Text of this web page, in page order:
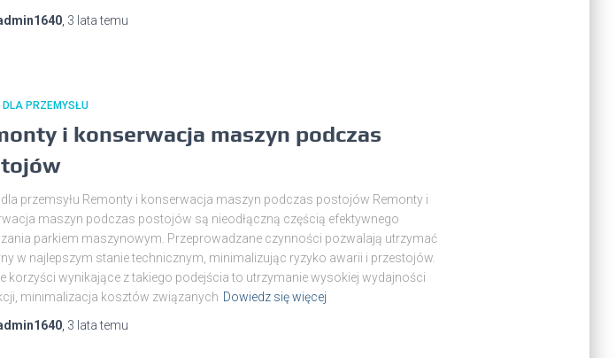
, 3 latatemu
DLA PRZEMYSŁU
i konserwacja maszyn podczas
dla przemsyłu Remonty i konserwacja maszyn podczas postojów Remonty i
maszyn podczas postojów są nieodłączną częścią efektywnego
parkiem maszynowym. Przeprowadzane czynności pozwalają utrzymać
w najlepszym stanie technicznym, minimalizując ryzyko awarii i przestojów.
korzyści wynikające z takiego podejścia to utrzymanie wysokiej wydajności
minimalizacja kosztów związanych Dowiedz się więcej
, 3 latatemu